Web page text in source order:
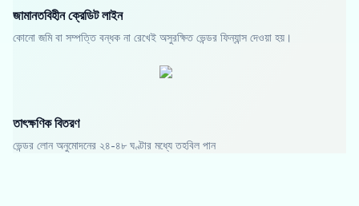
জামানতবিহীন ক্রেডিট লাইন
কোনো জমি বা সম্পত্তি বন্ধক না রেখেই অসুরক্ষিত ভেন্ডর ফিন্যান্স দেওয়া হয়।
তাৎক্ষণিক বিতরণ
ভেন্ডর লোন অনুমোদনের ২৪-৪৮ ঘণ্টার মধ্যে তহবিল পান